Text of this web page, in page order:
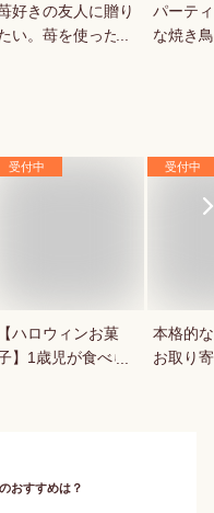
好きの友人に贈り
い。苺を使ったお
パーテ
な焼き
受付中
【ハロウィンお菓
】1歳児が食べら
受付中
本格的
お取り
おすすめは？